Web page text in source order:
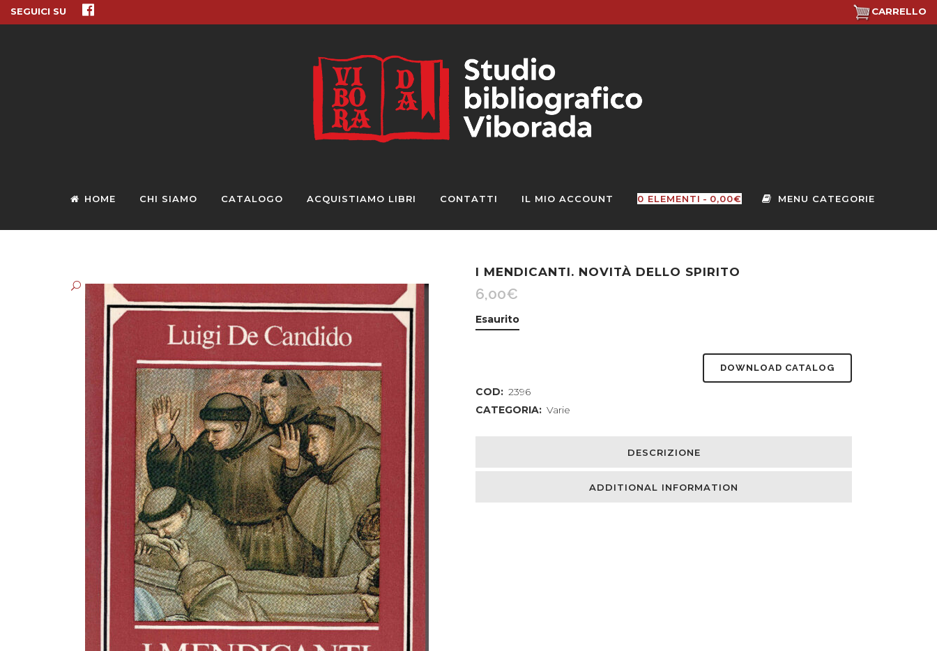
SEGUICI SU CARRELLO
HOME CHI SIAMO CATALOGO ACQUISTIAMO LIBRI CONTATTI IL MIO ACCOUNT 0 ELEMENTI 0,00€
I MENDICANTI. NOVITÀ DELLO SPIRITO
6,00€
Esaurito
DOWNLOAD CATALOG
COD: 2396
CATEGORIA: Varie
DESCRIZIONE
ADDITIONAL INFORMATION